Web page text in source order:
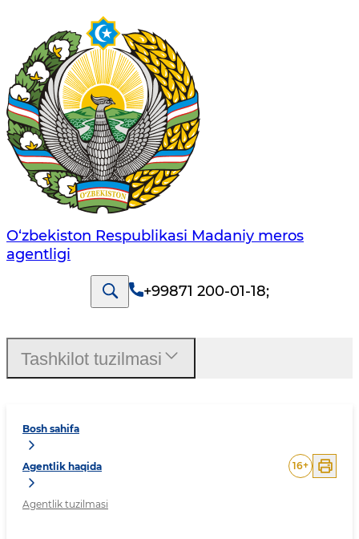
O‘zbekiston Respublikasi Madaniy meros
agentligi
+99871 200-01-18;
Bosh sahifa
Agentlik haqida
Agentlik tuzilmasi
16+
Tashkilot tuzilmasi